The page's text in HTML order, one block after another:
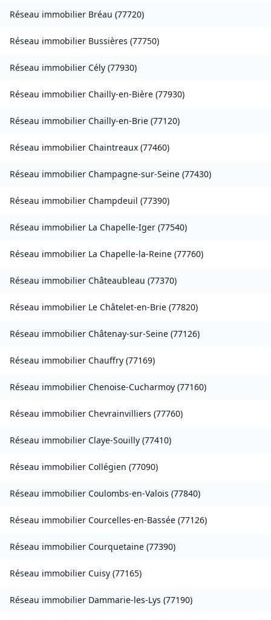
Réseau immobilier Bréau (77720)
Réseau immobilier Bussières (77750)
Réseau immobilier Cély (77930)
Réseau immobilier Chailly-en-Bière (77930)
Réseau immobilier Chailly-en-Brie (77120)
Réseau immobilier Chaintreaux (77460)
Réseau immobilier Champagne-sur-Seine (77430)
Réseau immobilier Champdeuil (77390)
Réseau immobilier La Chapelle-Iger (77540)
Réseau immobilier La Chapelle-la-Reine (77760)
Réseau immobilier Châteaubleau (77370)
Réseau immobilier Le Châtelet-en-Brie (77820)
Réseau immobilier Châtenay-sur-Seine (77126)
Réseau immobilier Chauffry (77169)
Réseau immobilier Chenoise-Cucharmoy (77160)
Réseau immobilier Chevrainvilliers (77760)
Réseau immobilier Claye-Souilly (77410)
Réseau immobilier Collégien (77090)
Réseau immobilier Coulombs-en-Valois (77840)
Réseau immobilier Courcelles-en-Bassée (77126)
Réseau immobilier Courquetaine (77390)
Réseau immobilier Cuisy (77165)
Réseau immobilier Dammarie-les-Lys (77190)